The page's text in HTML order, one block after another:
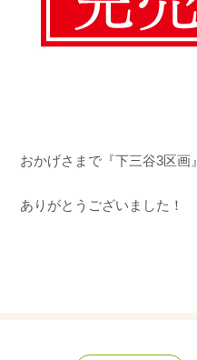
おかげさまで『下三谷3区画
ありがとうございました！